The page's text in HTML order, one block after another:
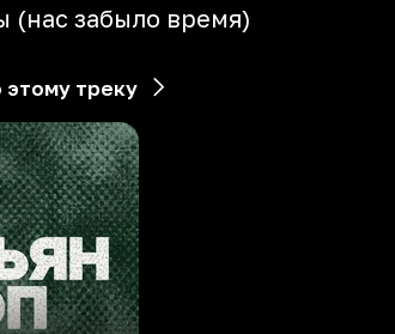
забыло время)
треку